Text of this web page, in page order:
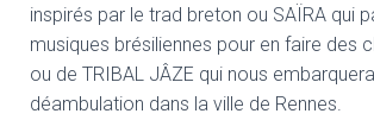
inspirés par le trad breton ou SAÏRA qui
musiques brésiliennes pour en faire des
ou de TRIBAL JÂZE qui nous
déambulation dans la ville de Rennes.